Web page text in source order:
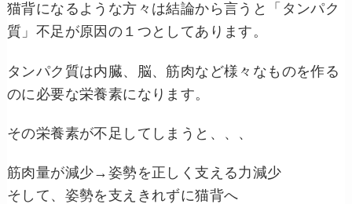
猫背になるような方々は結論から言うと「タンパク
質」不足が原因の１つとしてあります。
タンパク質は内臓、脳、筋肉など様々なものを作る
のに必要な栄養素になります。
その栄養素が不足してしまうと、、、
筋肉量が減少→姿勢を正しく支える力減少
そして、姿勢を支えきれずに猫背へ